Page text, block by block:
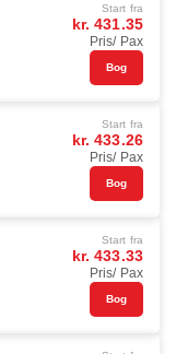
Start fra
kr. 431.35
Pris/ Pax
Bog
Start fra
kr. 433.26
Pris/ Pax
Bog
Start fra
kr. 433.33
Pris/ Pax
Bog